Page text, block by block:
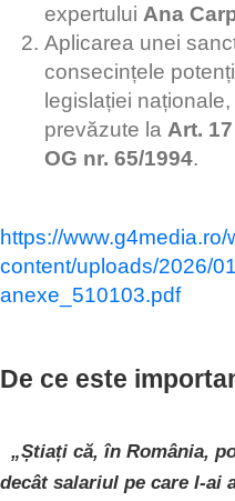
expertului Ana
Aplicarea unei
consecințele
legislației
prevăzute la Art.
OG nr. 65/1994.
https://www.g4media.ro/
content/uploads/2026/
anexe_510103.pdf
De ce este
„Știați că, în România,
decât salariul pe care l-ai